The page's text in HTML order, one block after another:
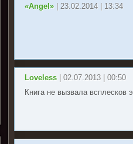
«Angel» | 23.02.2014 | 13:34
Loveless | 02.07.2013 | 00:50
Книга не вызвала всплесков